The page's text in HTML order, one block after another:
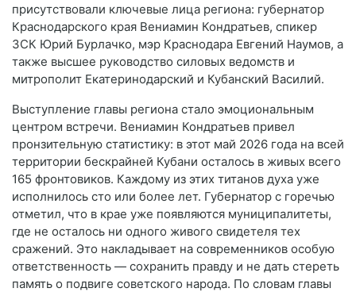
присутствовали ключевые лица региона: губернатор
Краснодарского края Вениамин Кондратьев, спикер
ЗСК Юрий Бурлачко, мэр Краснодара Евгений Наумов, а
также высшее руководство силовых ведомств и
митрополит Екатеринодарский и Кубанский Василий.
Выступление главы региона стало эмоциональным
центром встречи. Вениамин Кондратьев привел
пронзительную статистику: в этот май 2026 года на всей
территории бескрайней Кубани осталось в живых всего
165 фронтовиков. Каждому из этих титанов духа уже
исполнилось сто или более лет. Губернатор с горечью
отметил, что в крае уже появляются муниципалитеты,
где не осталось ни одного живого свидетеля тех
сражений. Это накладывает на современников особую
ответственность — сохранить правду и не дать стереть
память о подвиге советского народа. По словам главы